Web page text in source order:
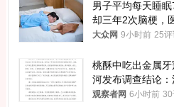
男子平均每天睡眠
却三年2次脑梗，
样睡觉更伤身
大众网 9小时前 25评
桃酥中吃出金属
河发布调查结论：
澄清，所发视频情
观察者网 6小时前 30